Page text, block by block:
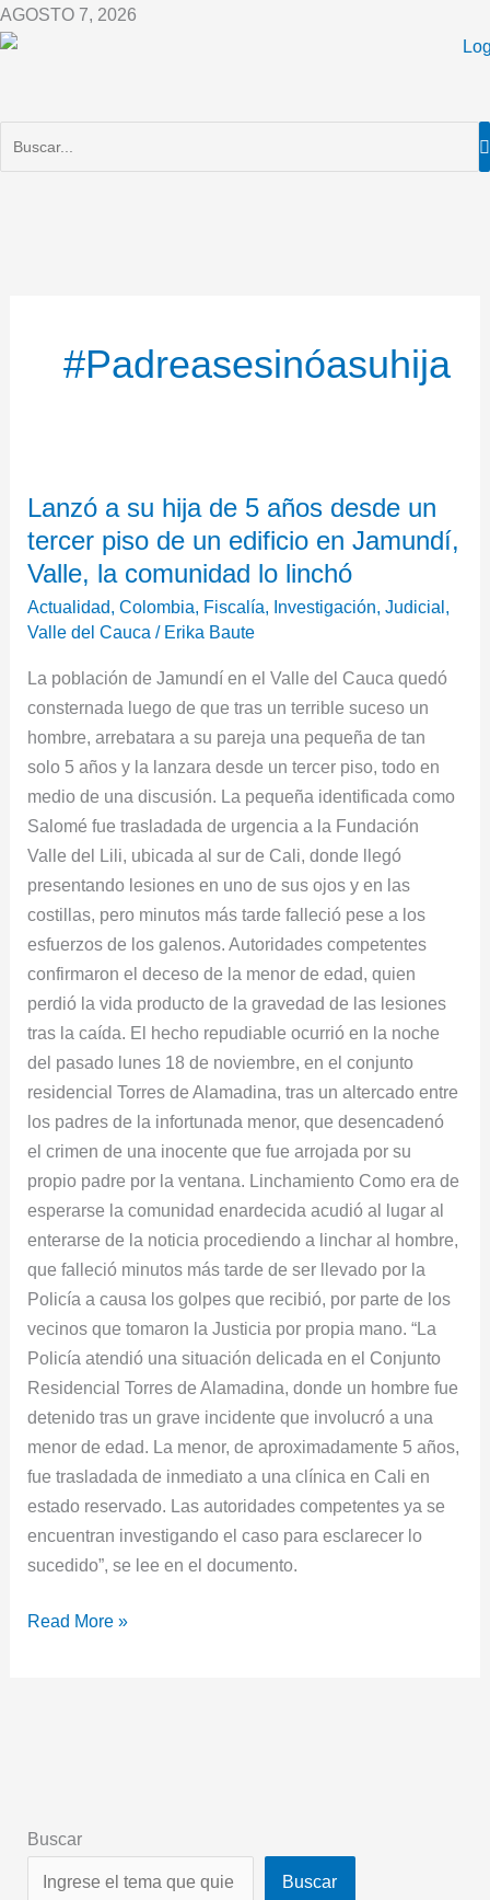
Ir
al
AGOSTO 7, 2026
#Padreasesinóasuhija
Lanzó a su hija de 5 años desde un
tercer piso de un edificio en Jamundí,
Valle, la comunidad lo linchó
Actualidad,Colombia, Fiscalía, Investigación,Judicial,
Valle del Cauca / Erika Baute
La población de Jamundí en el Valle del Cauca quedó
consternada luego de que tras un terrible suceso un
hombre, arrebatara a su pareja una pequeña de tan
solo 5 años y la lanzara desde un tercer piso, todo en
medio de una discusión. La pequeña identificada como
Salomé fue trasladada de urgencia a la Fundación
Valle del Lili, ubicada al sur de Cali, donde llegó
presentando lesiones en uno de sus ojos y en las
costillas, pero minutos más tarde falleció pese a los
esfuerzos de los galenos. Autoridades competentes
confirmaron el deceso de la menor de edad, quien
perdió la vida producto de la gravedad de las lesiones
tras la caída. El hecho repudiable ocurrió en la noche
del pasado lunes 18 de noviembre, en el conjunto
residencial Torres de Alamadina, tras un altercado entre
los padres de la infortunada menor, que desencadenó
el crimen de una inocente que fue arrojada por su
propio padre por la ventana. Linchamiento Como era de
esperarse la comunidad enardecida acudió al lugar al
enterarse de la noticia procediendo a linchar al hombre,
que falleció minutos más tarde de ser llevado por la
Policía a causa los golpes que recibió, por parte de los
vecinos que tomaron la Justicia por propia mano. “La
Policía atendió una situación delicada en el Conjunto
Residencial Torres de Alamadina, donde un hombre fue
detenido tras un grave incidente que involucró a una
menor de edad. La menor, de aproximadamente 5 años,
fue trasladada de inmediato a una clínica en Cali en
estado reservado. Las autoridades competentes ya se
encuentran investigando el caso para esclarecer lo
sucedido”, se lee en el documento.
su
hija
de
5
desde
un
tercer
piso
de
un
edificio
en
Jamundí,
Valle,
la
comunidad
lo
linchó
Read More »
Buscar
Buscar